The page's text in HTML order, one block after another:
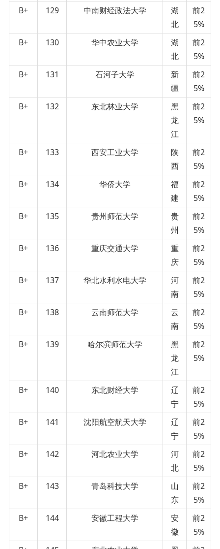
B+
129 中南财经政法大学
湖
北
前2
5%
B+
130 华中农业大学
湖
北
前2
5%
B+
131 石河子大学
新
疆
前2
5%
B+
132 东北林业大学
黑
龙
江
前2
5%
B+ 133 西安工业大学
陕
西
前2
5%
B+
134 华侨大学
福
建
前2
5%
B+
135 贵州师范大学
贵
州
前2
5%
B+
136 重庆交通大学
重
庆
前2
5%
B+
137 华北水利水电大学
河
南
前2
5%
B+
138 云南师范大学
云
南
前2
5%
B+
139 哈尔滨师范大学
黑
龙
江
前2
5%
B+ 140 东北财经大学
辽
宁
前2
5%
B+
141 沈阳航空航天大学
辽
宁
前2
5%
B+
142 河北农业大学
河
北
前2
5%
B+
143 青岛科技大学
山
东
前2
5%
B+
144 安徽工程大学
安
徽
前2
5%